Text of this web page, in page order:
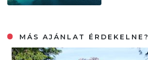
MÁS AJÁNLAT ÉRDEKELNE?